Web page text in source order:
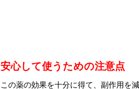
安心して使うための注意点
この薬の効果を十分に得て、副作用を